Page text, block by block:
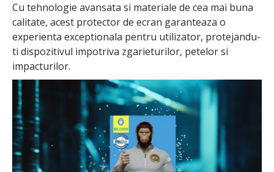
Cu tehnologie avansata si materiale de cea mai buna
calitate, acest protector de ecran garanteaza o
experienta exceptionala pentru utilizator, protejandu-
ti dispozitivul impotriva zgarieturilor, petelor si
impacturilor.